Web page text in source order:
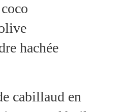
hachée
cabillaud en